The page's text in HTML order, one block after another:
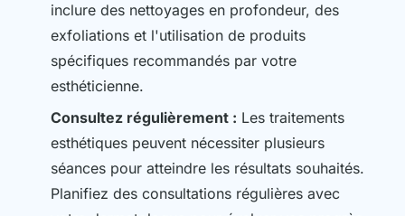
inclure des nettoyages en profondeur, des
exfoliations et l'utilisation de produits
spécifiques recommandés par votre
esthéticienne.
Consultez régulièrement : Les traitements
esthétiques peuvent nécessiter plusieurs
séances pour atteindre les résultats souhaités.
Planifiez des consultations régulières avec